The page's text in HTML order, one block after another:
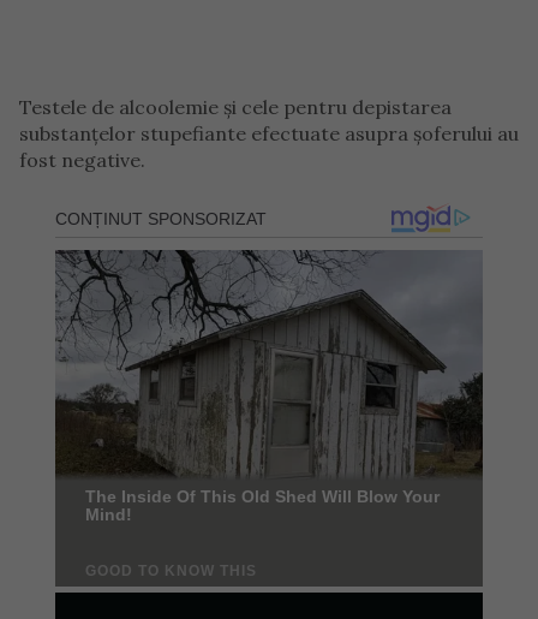
Testele de alcoolemie și cele pentru depistarea
substanțelor stupefiante efectuate asupra șoferului au
fost negative.